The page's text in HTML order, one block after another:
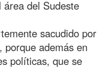
del Sudeste
sacudido por
porque además en
políticas, que se